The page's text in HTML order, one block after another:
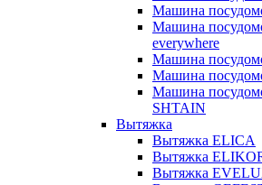
Машина
Машина
everywhere
Машина
Машина
Машина
SHTAIN
Вытяжка
Вытяжка ELICA
Вытяжка
Вытяжка